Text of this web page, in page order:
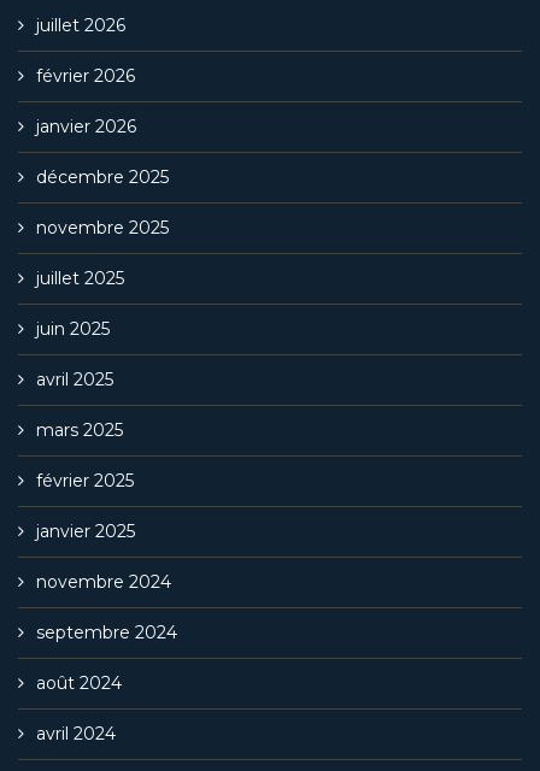
juillet 2026
février 2026
janvier 2026
décembre 2025
novembre 2025
juillet 2025
juin 2025
avril 2025
mars 2025
février 2025
janvier 2025
novembre 2024
septembre 2024
août 2024
avril 2024